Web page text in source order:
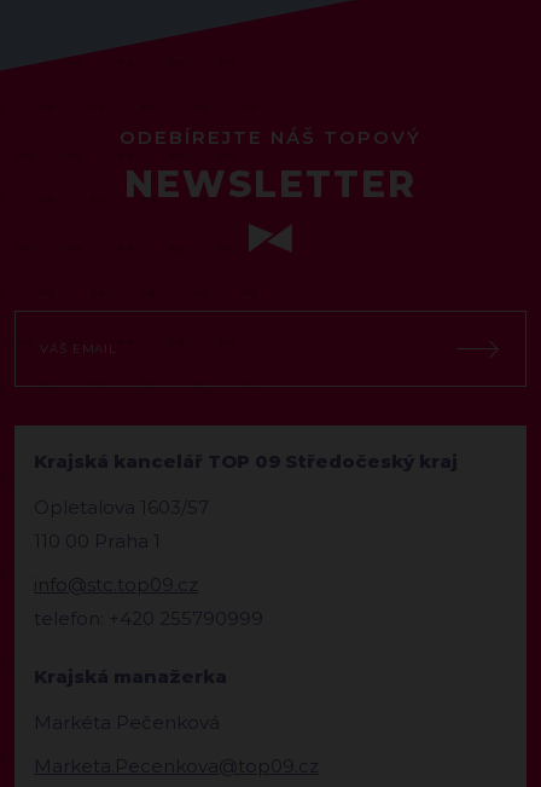
ODEBÍREJTE NÁŠ TOPOVÝ
NEWSLETTER
Krajská kancelář TOP 09 Středočeský kraj
Opletalova 1603/57
110 00 Praha 1
info@stc.top09.cz
telefon: +420 255790999
Krajská manažerka
Markéta Pečenková
Marketa.Pecenkova@top09.cz